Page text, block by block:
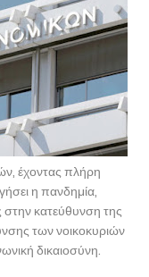
έχοντας πλήρη
η πανδημία,
κατεύθυνση της
των νοικοκυριών
δικαιοσύνη.